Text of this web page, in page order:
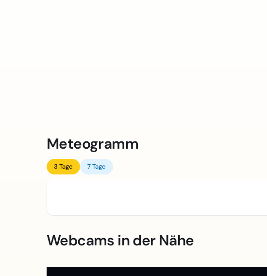
Meteogramm
3 Tage 7 Tage
Webcams in der Nähe